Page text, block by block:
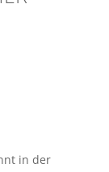
in der